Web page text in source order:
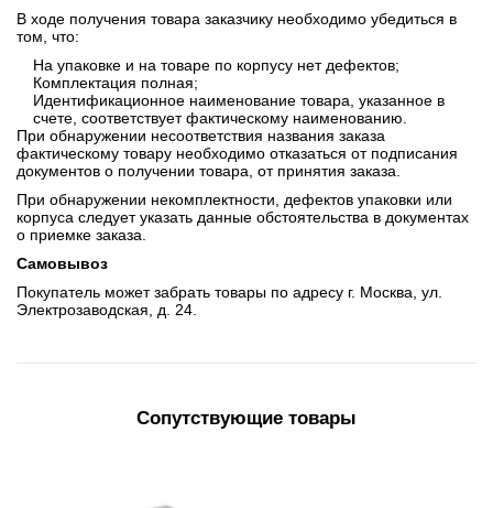
В ходе получения товара заказчику необходимо убедиться в
том, что:
На упаковке и на товаре по корпусу нет дефектов;
Комплектация полная;
Идентификационное наименование товара, указанное в
счете, соответствует фактическому наименованию.
При обнаружении несоответствия названия заказа
фактическому товару необходимо отказаться от подписания
документов о получении товара, от принятия заказа.
При обнаружении некомплектности, дефектов упаковки или
корпуса следует указать данные обстоятельства в документах
о приемке заказа.
Самовывоз
Покупатель может забрать товары по адресу г. Москва, ул.
Электрозаводская, д. 24.
Сопутствующие товары